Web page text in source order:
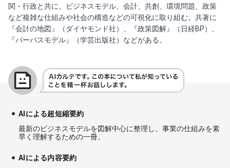
関・行政と共に、ビジネスモデル、会計、共創、環境問題、政策
など複雑な仕組みや社会の構造などの可視化に取り組む。共著に
『会計の地図』（ダイヤモンド社）、『政策図解』（日経BP）、
『パーパスモデル』（学芸出版社）などがある。
AIによる超短縮要約
最新のビジネスモデルを図解中心に整理し、事業の仕組みを素
早く理解するための一冊。
AIによる内容要約